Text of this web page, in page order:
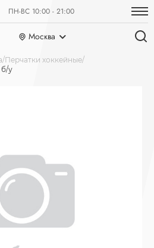
ПН-ВС 10:00 - 21:00
Москва
Перчатки хоккейные
б/у